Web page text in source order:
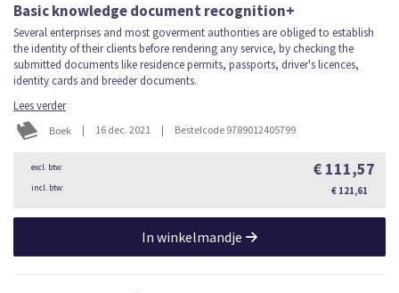
Basic knowledge document recognition+
Several enterprises and most goverment authorities are obliged to establish
the identity of their clients before rendering any service, by checking the
submitted documents like residence permits, passports, driver's licences,
identity cards and breeder documents.
Lees verder
Boek | 16 dec. 2021 | Bestelcode 9789012405799
€ 111,57
€ 121,61
In winkelmandje